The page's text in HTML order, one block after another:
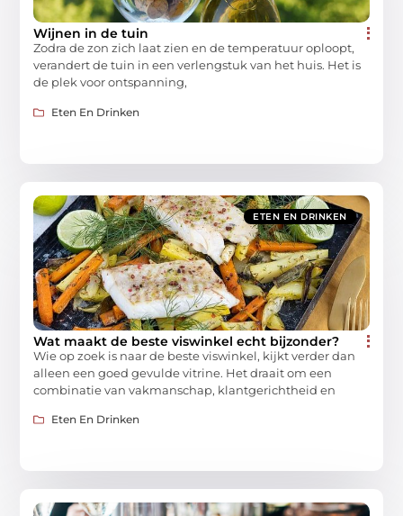
Wijnen in de tuin
Zodra de zon zich laat zien en de temperatuur oploopt,
verandert de tuin in een verlengstuk van het huis. Het is
de plek voor ontspanning,
Eten En Drinken
ETEN EN DRINKEN
Wat maakt de beste viswinkel echt bijzonder?
Wie op zoek is naar de beste viswinkel, kijkt verder dan
alleen een goed gevulde vitrine. Het draait om een
combinatie van vakmanschap, klantgerichtheid en
Eten En Drinken